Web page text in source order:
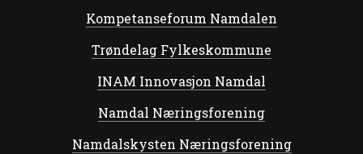
Kompetanseforum Namdalen
Trøndelag Fylkeskommune
INAM Innovasjon Namdal
Namdal Næringsforening
Namdalskysten Næringsforening